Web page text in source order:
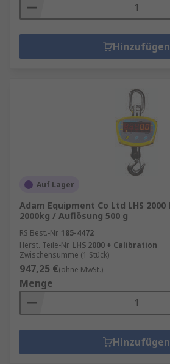
Hinzufügen
Auf Lager
Adam Equipment Co Ltd LHS
2000kg / Auflösung 500 g
RS Best.-Nr. 185-4472
Herst. Teile-Nr. LHS 2000 + Calibration
Zwischensumme (1 Stück)
947,25 €(ohne MwSt.)
Menge
Hinzufügen